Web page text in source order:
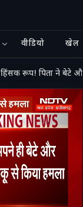
वीडियो खेल
हिंसक रूप! पिता ने बेटे